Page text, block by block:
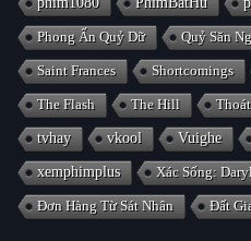
Phong Ấn Quỷ Dữ Quỷ Săn
Saint Frances Shortcomings
The Flash The Hill
tvhay vkool Vuighe
xemphimplus Xác Sống:
Đơn Hàng Từ Sát Nhân Đất